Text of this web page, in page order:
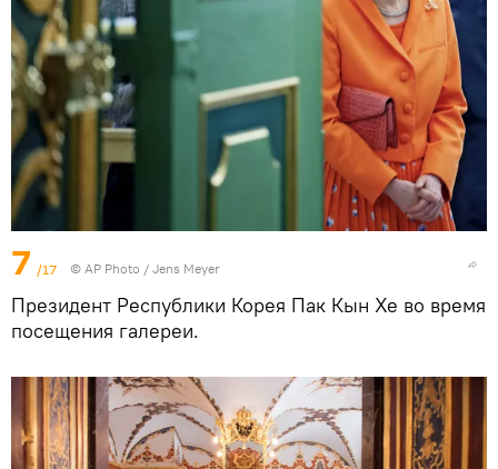
7 /17 © AP Photo / Jens Meyer
Президент Республики Корея Пак Кын Хе во время
посещения галереи.